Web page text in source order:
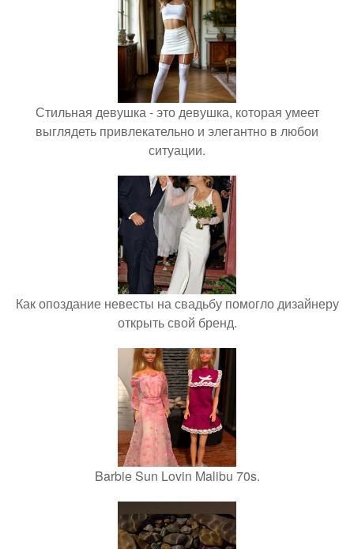
Стильная девушка - это девушка, которая умеет
выглядеть привлекательно и элегантно в любои
ситуации.
Как опоздание невесты на свадьбу помогло дизайнеру
открыть свой бренд.
Barbie Sun Lovin Malibu 70s.